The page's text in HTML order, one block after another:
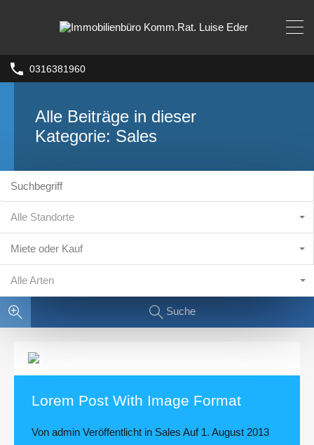
0316381960
Alle Beiträge in dieser
Kategorie: Sales
Alle Standorte
Miete oder Kauf
Alle Arten
Suche
Lorem Post With Image Format
Von admin Veröffentlicht in Sales Auf 1. August 2013